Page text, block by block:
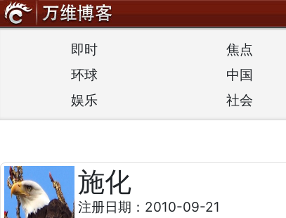
即时 焦点
环球
中国
娱乐
社会
施化
注册日期：2010-09-21